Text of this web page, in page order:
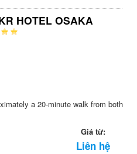
HOTEL OSAKA
a 20-minute walk from both
Giá từ:
Liên hệ